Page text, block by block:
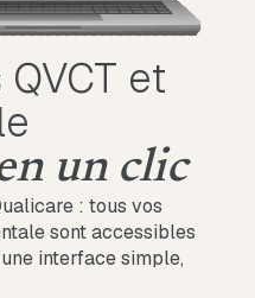
et
un clic
: tous vos
sont accessibles
interface simple,